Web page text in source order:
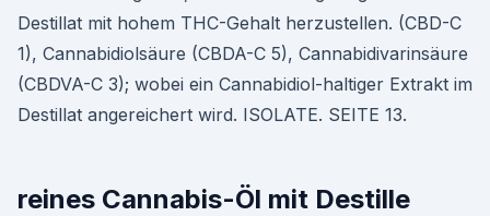
Destillat mit hohem THC-Gehalt herzustellen. (CBD-C
1), Cannabidiolsäure (CBDA-C 5), Cannabidivarinsäure
(CBDVA-C 3); wobei ein Cannabidiol-haltiger Extrakt im
Destillat angereichert wird. ISOLATE. SEITE 13.
reines Cannabis-Öl mit Destille